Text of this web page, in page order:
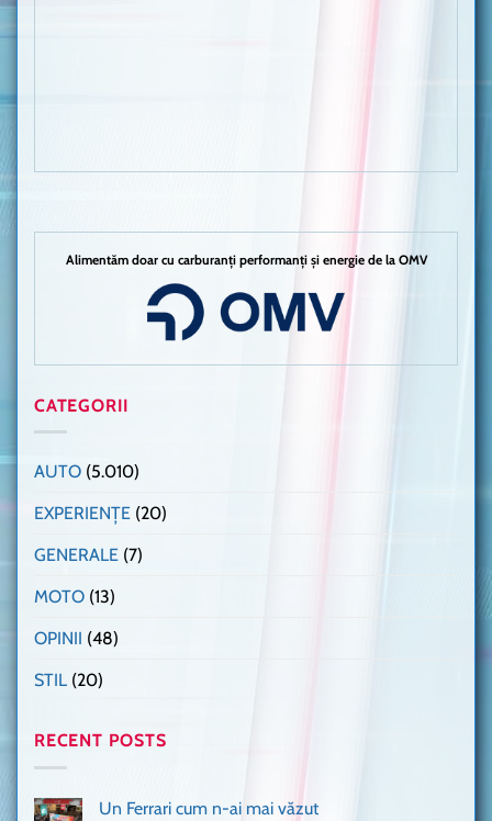
Alimentăm doar cu carburanți performanți și energie de la OMV
CATEGORII
AUTO (5.010)
EXPERIENȚE (20)
GENERALE (7)
MOTO (13)
OPINII (48)
STIL (20)
RECENT POSTS
Un Ferrari cum n-ai mai văzut